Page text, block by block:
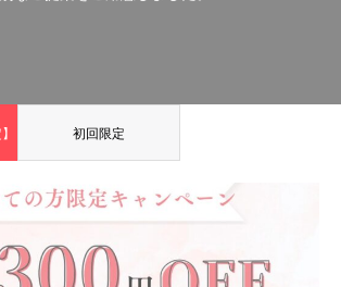
初回限定